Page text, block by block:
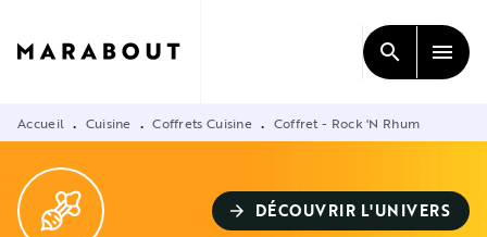
CONTENU
search menu
Accueil • Cuisine • Coffrets Cuisine • Coffret - Rock 'N Rhum
arrow_forward DÉCOUVRIR L'UNIVERS